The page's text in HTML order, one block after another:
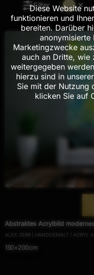
Filter
Abstraktes Acrylbild
Action Painting
ALEX ZERR | HANDGEMALT | ACRYL
150×200cm
Diese Website
funktionieren und
bereiten. Darüber
anonymisierte
Marketingzwecke
auch an Dritte, wie
weitergegeben
hierzu sind in unserer
Sie mit der Nutzung
klicken Sie auf